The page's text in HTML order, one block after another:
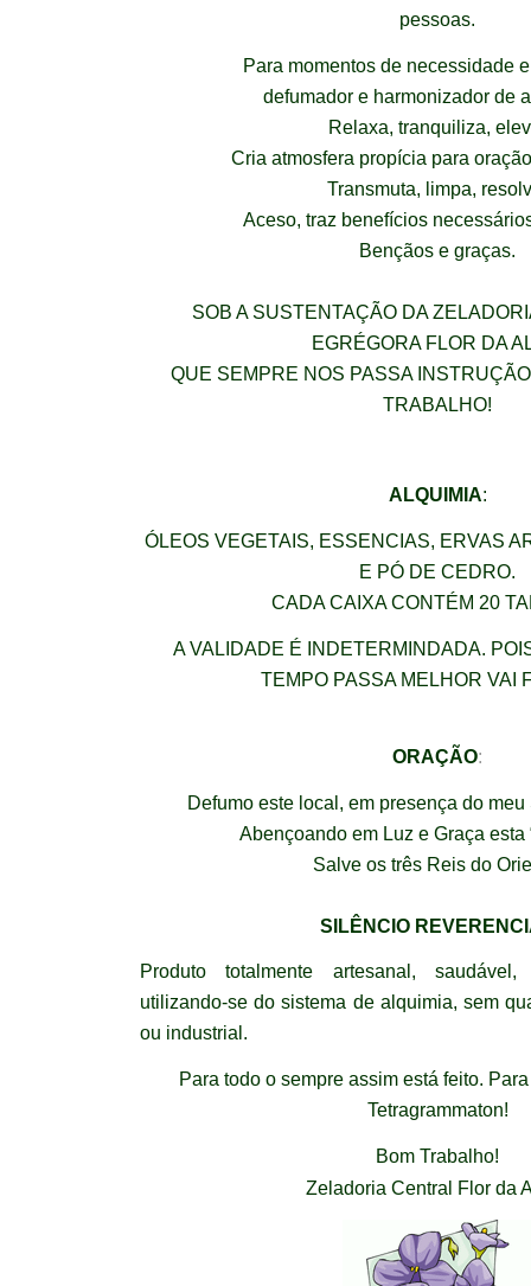
pessoas.
Para momentos de necessidade
defumador e harmonizador de
Relaxa, tranquiliza,
Cria atmosfera propícia para
Transmuta, limpa,
Aceso, traz benefícios
Bençãos e graças.
SOB A SUSTENTAÇÃO DA
EGRÉGORA FLOR DA
QUE SEMPRE NOS PASSA
TRABALHO!
ALQUIMIA:
ÓLEOS VEGETAIS, ESSENCIAS, ERVAS
E PÓ DE CEDRO.
CADA CAIXA CONTÉM 20
A VALIDADE É INDETERMINDADA.
TEMPO PASSA MELHOR VAI
ORAÇÃO:
Defumo este local, em presença do
Abençoando em Luz e Graça esta
Salve os três Reis do
SILÊNCIO
Produto totalmente artesanal, saudável,
utilizando-se do sistema de alquimia, sem
ou industrial.
Para todo o sempre assim está feito.
Tetragrammaton!
Bom Trabalho!
Zeladoria Central Flor da